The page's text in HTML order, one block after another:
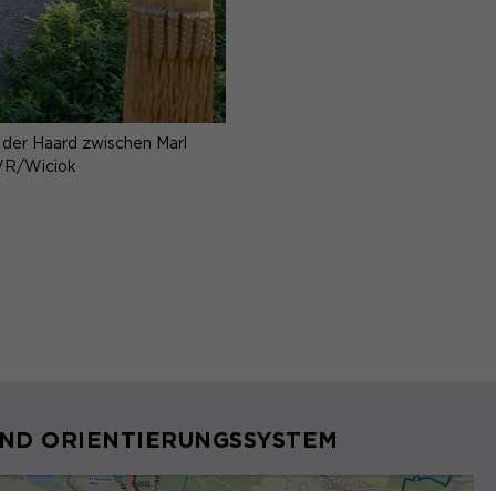
Haard zwischen Marl
Wiciok
ORIENTIERUNGSSYSTEM